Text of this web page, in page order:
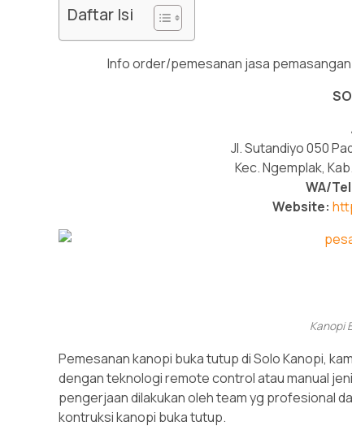
Daftar Isi
Info order/pemesanan jasa
Jl. Sutandiyo 050
Kec. Ngemplak,
WA/
Website:
Kanopi
Pemesanan kanopi buka tutup di Solo Kanopi,
dengan teknologi remote control atau manual
pengerjaan dilakukan oleh team yg profesional
kontruksi kanopi buka tutup.